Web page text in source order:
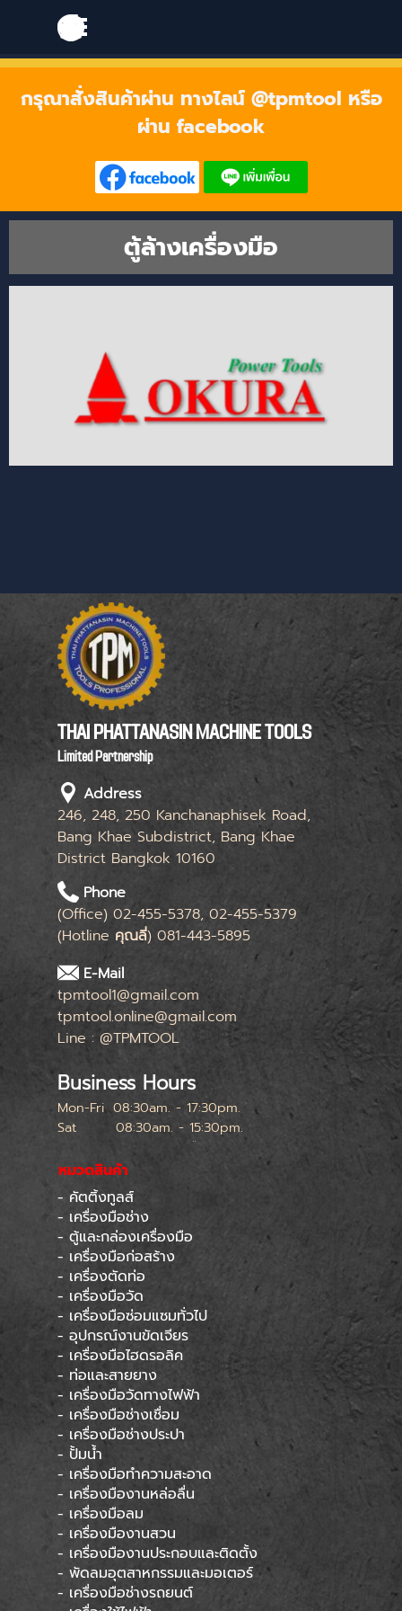
Skip menu
Skip menu
กรุณาสั่งสินค้าผ่าน ทางไลน์ @tpmtool หรือ
ผ่าน facebook
ตู้ล้างเครื่องมือ
THAI PHATTANASIN MACHINE TOOLS
Limited Partnership
Address
246, 248, 250 Kanchanaphisek Road,
Bang Khae Subdistrict, Bang Khae
District Bangkok 10160
Phone
(Office) 02-455-5378, 02-455-5379
(Hotline คุณลี่) 081-443-5895
E-Mail
tpmtool1@gmail.com
tpmtool.online@gmail.com
Line : @TPMTOOL
Business Hours
Mon-Fri 08:30am. - 17:30pm.
Sat
08:30am. - 15:30pm.
หยุดทุกเสาร์สุดท้ายของเดือน
หมวดสินค้า
- คัตติ้งทูลส์
- เครื่องมือช่าง
- ตู้และกล่องเครื่องมือ
- เครื่องมือก่อสร้าง
- เครื่องตัดท่อ
- เครื่องมือวัด
- เครื่องมือซ่อมแซมทั่วไป
- อุปกรณ์งานขัดเจียร
- เครื่องมือไฮดรอลิค
- ท่อและสายยาง
- เครื่องมือวัดทางไฟฟ้า
- เครื่องมือช่างเชื่อม
- เครื่องมือช่างประปา
- ปั้มน้ำ
- เครื่องมือทำความสะอาด
- เครื่องมืองานหล่อลื่น
- เครื่องมือลม
- เครื่องมืองานสวน
- เครื่องมืองานประกอบและติดตั้ง
- พัดลมอุตสาหกรรมและมอเตอร์
- เครื่องมือช่างรถยนต์